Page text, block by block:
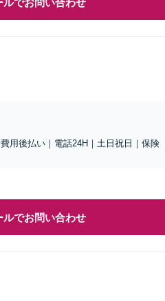
用後払い｜電話24H｜土日祝日｜保険
ルでお問い合わせ